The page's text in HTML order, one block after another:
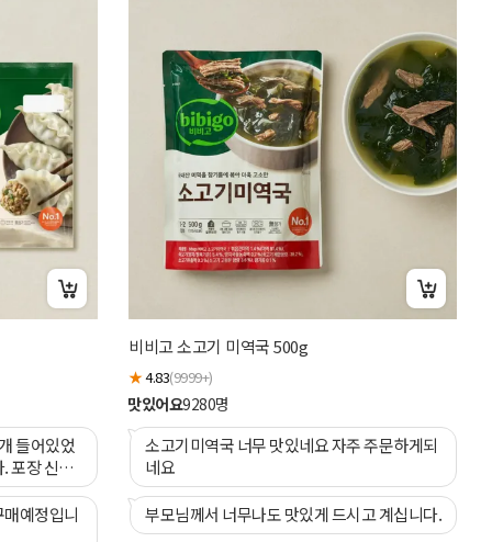
들어있었
포장 신경
인도 감사
비비고 소고기 미역국 500g
★4.83(9999+)
맛있어요9280명
소고기미역국 너무 맛있네요 자주 주문하게되
네요
부모님께서 너무나도 맛있게 드시고 계십니다.